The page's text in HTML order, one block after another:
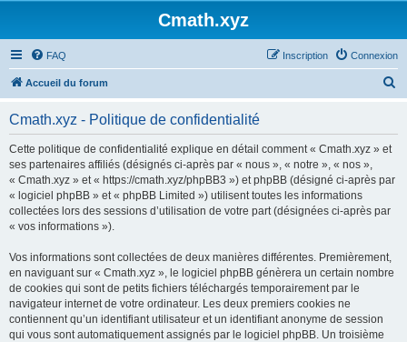
Cmath.xyz
FAQ Connexion
Inscription
Accueil du forum
Cmath.xyz - Politique de confidentialité
Cette politique de confidentialité explique en détail comment « Cmath.xyz » et
ses partenaires affiliés (désignés ci-après par « nous », « notre », « nos »,
« Cmath.xyz » et « https://cmath.xyz/phpBB3 ») et phpBB (désigné ci-après par
« logiciel phpBB » et « phpBB Limited ») utilisent toutes les informations
collectées lors des sessions d’utilisation de votre part (désignées ci-après par
« vos informations »).
Vos informations sont collectées de deux manières différentes. Premièrement,
en naviguant sur « Cmath.xyz », le logiciel phpBB génèrera un certain nombre
de cookies qui sont de petits fichiers téléchargés temporairement par le
navigateur internet de votre ordinateur. Les deux premiers cookies ne
contiennent qu’un identifiant utilisateur et un identifiant anonyme de session
qui vous sont automatiquement assignés par le logiciel phpBB. Un troisième